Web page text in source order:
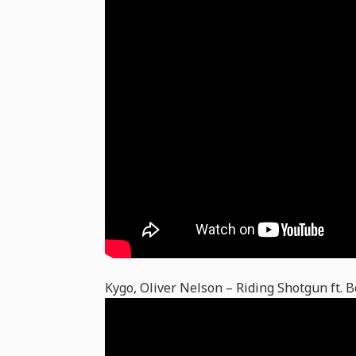
Kygo, Oliver Nelson – Riding Shotgun ft.